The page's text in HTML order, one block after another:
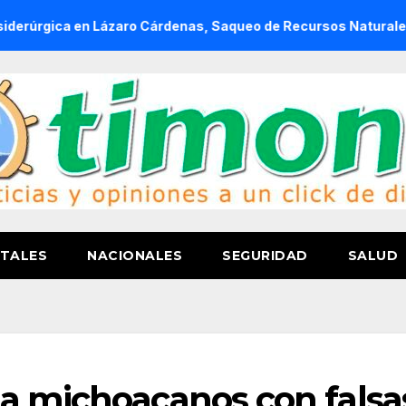
Lázaro Cárdenas, Saqueo de Recursos Naturales a
NACIONALES SEGURIDAD SALUD